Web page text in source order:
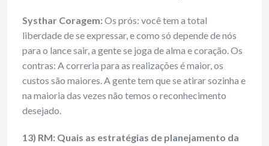
Systhar Coragem:Os prós: você tem a total
liberdade de se expressar, e como só depende de nós
para o lance sair, a gente se joga de alma e coração. Os
contras: A correria para as realizações é maior, os
custos são maiores. A gente tem que se atirar sozinha e
na maioria das vezes não temos o reconhecimento
desejado.
13) RM: Quais as estratégias de planejamento da